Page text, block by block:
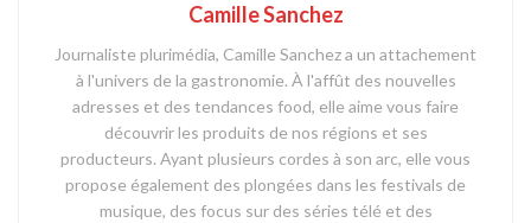
Camille Sanchez
Journaliste plurimédia, Camille Sanchez a un attachement
à l'univers de la gastronomie. À l'affût des nouvelles
adresses et des tendances food, elle aime vous faire
découvrir les produits de nos régions et ses
producteurs. Ayant plusieurs cordes à son arc, elle vous
propose également des plongées dans les festivals de
musique, des focus sur des séries télé et des